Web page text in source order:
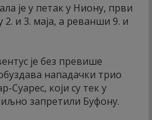
је у петак у Ниону, први
и 3. маја, а реванши 9. и
је без превише
нападачки трио
Суарес, који су тек у
запретили Буфону.